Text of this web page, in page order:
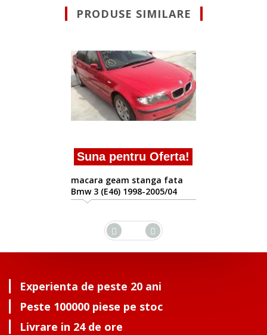
PRODUSE SIMILARE
Experienta de peste 20 ani
Peste 100000 piese pe stoc
Livrare in 24 de ore